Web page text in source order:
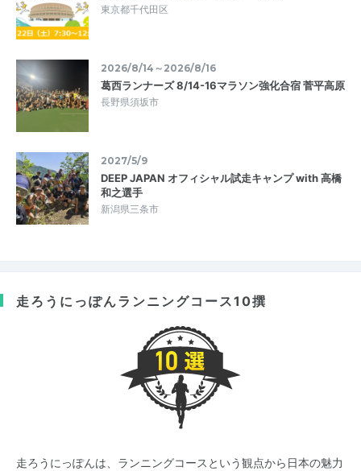
東京都千代田区
2026/8/14～2026/8/16
葛西ランナーズ 8/14-16マラソン強化合宿 菅平高原
長野県須坂市
2027/5/9
DEEP JAPAN オフィシャル試走キャンプ with 高橋
和之選手
新潟県三条市
走ろうにっぽんランニングコース10撰
走ろうにっぽんは、ランニングコースという観点から日本の魅力